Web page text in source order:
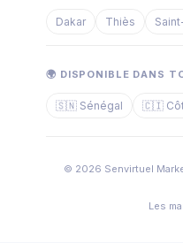
Dakar Thiès
🌍 DISPONIBLE DANS
🇸🇳 Sénégal 🇨🇮
© 2026 Senvirtuel
Les